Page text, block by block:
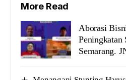
More Read
Aborasi
Semarang.